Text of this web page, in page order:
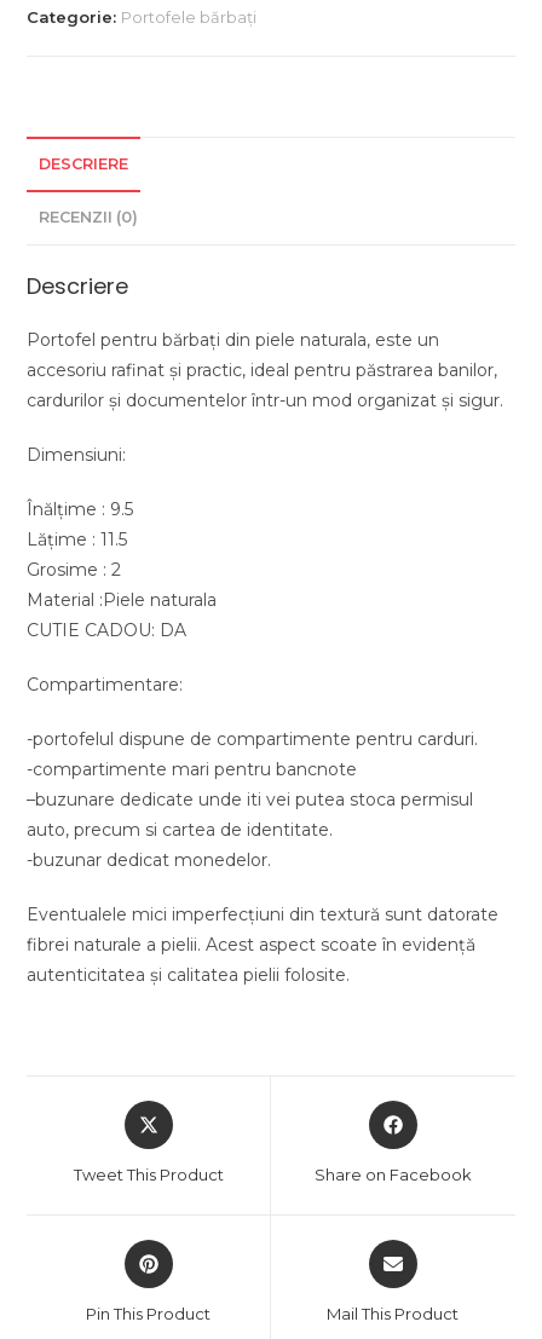
din
Categorie: Portofele bărbați
DESCRIERE
RECENZII (0)
Descriere
Portofel pentru bărbați din piele naturala, este un
accesoriu rafinat și practic, ideal pentru păstrarea banilor,
cardurilor și documentelor într-un mod organizat și sigur.
Dimensiuni:
Înălțime : 9.5
Lățime : 11.5
Grosime : 2
Material :Piele naturala
CUTIE CADOU: DA
Compartimentare:
-portofelul dispune de compartimente pentru carduri.
-compartimente mari pentru bancnote
–buzunare dedicate unde iti vei putea stoca permisul
auto, precum si cartea de identitate.
-buzunar dedicat monedelor.
Eventualele mici imperfecțiuni din textură sunt datorate
fibrei naturale a pielii. Acest aspect scoate în evidență
autenticitatea și calitatea pielii folosite.
Opens
in
new
Tweet This Product
Opens
in
new
Share on Facebook
Opens
in
new
Pin This Product
Opens
in
new
Mail This Product